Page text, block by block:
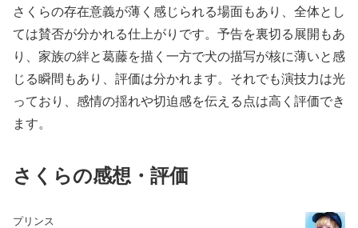
さくらの存在意義が薄く感じられる場面もあり、全体とし
ては賛否が分かれる仕上がりです。予告を裏切る展開もあ
り、家族の絆と葛藤を描く一方で犬の描写が核に薄いと感
じる瞬間もあり、評価は分かれます。それでも演技力は光
っており、感情の揺れや切迫感を伝える点は高く評価でき
ます。
さくらの感想・評価
プリンス